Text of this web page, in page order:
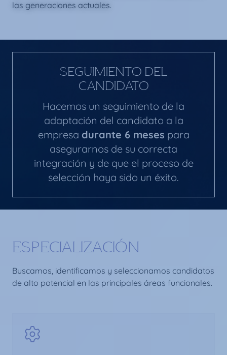
las generaciones actuales.
SEGUIMIENTO DEL
CANDIDATO
Hacemos un seguimiento de la
adaptación del candidato a la
empresa durante 6 meses para
asegurarnos de su correcta
integración y de que el proceso de
selección haya sido un éxito.
ESPECIALIZACIÓN
Buscamos, identificamos y seleccionamos candidatos
de alto potencial en las principales áreas funcionales.